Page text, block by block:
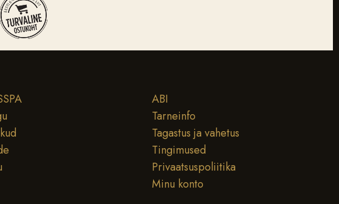
ABI
Tarneinfo
Tagastus ja vahetus
Tingimused
Privaatsuspoliitika
Minu konto